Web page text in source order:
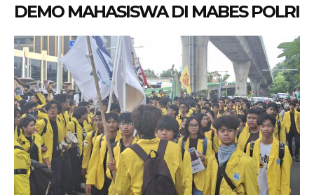
DEMO MAHASISWA DI MABES POLRI